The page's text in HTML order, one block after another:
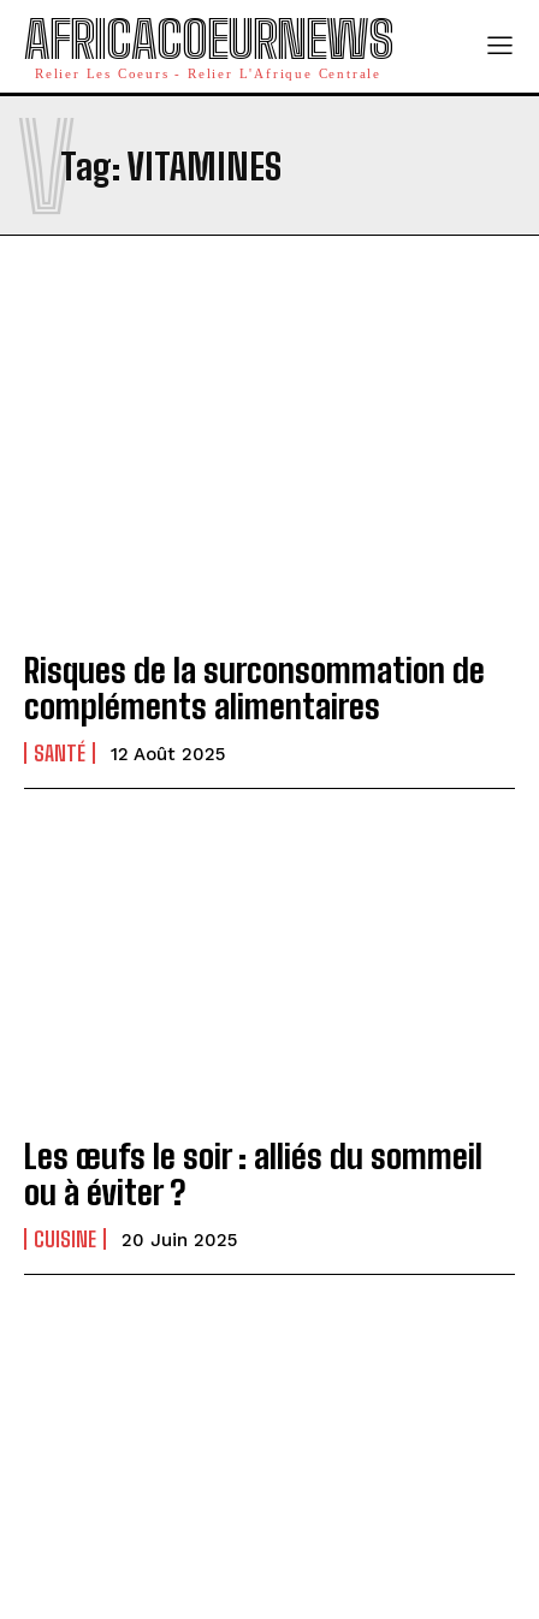
AFRICACOEURNEWS
Relier Les Coeurs - Relier L'Afrique Centrale
Tag:VITAMINES
V
Risques de la surconsommation de
compléments alimentaires
SANTÉ 12 Août 2025
Les œufs le soir : alliés du sommeil
ou à éviter ?
CUISINE 20 Juin 2025